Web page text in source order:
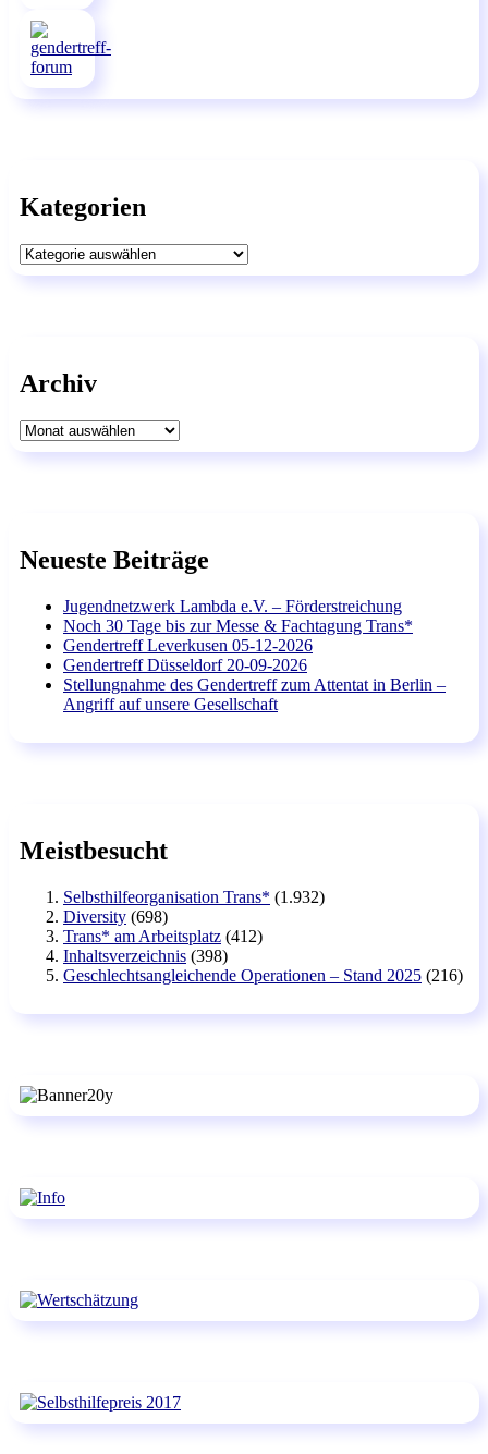
Kategorien
Kategorien
Archiv
Archiv
Neueste Beiträge
Jugendnetzwerk Lambda e.V. – Förderstreichung
Noch 30 Tage bis zur Messe & Fachtagung Trans*
Gendertreff Leverkusen 05-12-2026
Gendertreff Düsseldorf 20-09-2026
Stellungnahme des Gendertreff zum Attentat in Berlin –
Angriff auf unsere Gesellschaft
Meistbesucht
Selbsthilfeorganisation Trans* (1.932)
Diversity (698)
Trans* am Arbeitsplatz (412)
Inhaltsverzeichnis (398)
Geschlechtsangleichende Operationen – Stand 2025 (216)